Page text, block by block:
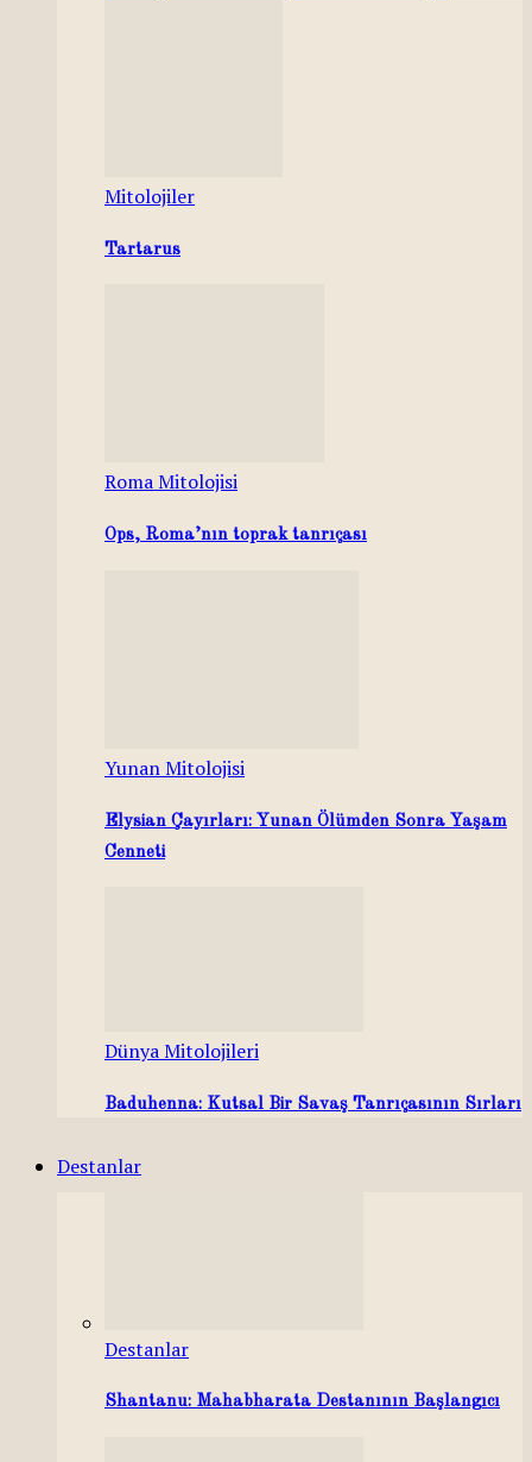
Mitolojiler
Tartarus
Roma Mitolojisi
Ops, Roma’nın toprak tanrıçası
Yunan Mitolojisi
Elysian Çayırları: Yunan Ölümden Sonra Yaşam
Cenneti
Dünya Mitolojileri
Baduhenna: Kutsal Bir Savaş Tanrıçasının Sırları
Destanlar
Destanlar
Shantanu: Mahabharata Destanının Başlangıcı